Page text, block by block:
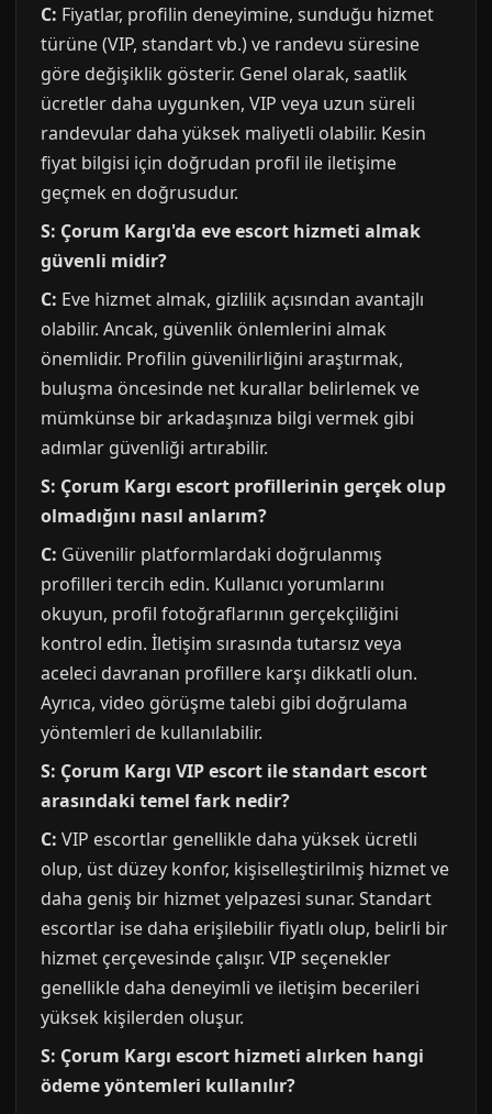
C: Fiyatlar, profilin deneyimine, sunduğu hizmet
türüne (VIP, standart vb.) ve randevu süresine
göre değişiklik gösterir. Genel olarak, saatlik
ücretler daha uygunken, VIP veya uzun süreli
randevular daha yüksek maliyetli olabilir. Kesin
fiyat bilgisi için doğrudan profil ile iletişime
geçmek en doğrusudur.
S: Çorum Kargı'da eve escort hizmeti almak
güvenli midir?
C: Eve hizmet almak, gizlilik açısından avantajlı
olabilir. Ancak, güvenlik önlemlerini almak
önemlidir. Profilin güvenilirliğini araştırmak,
buluşma öncesinde net kurallar belirlemek ve
mümkünse bir arkadaşınıza bilgi vermek gibi
adımlar güvenliği artırabilir.
S: Çorum Kargı escort profillerinin gerçek olup
olmadığını nasıl anlarım?
C: Güvenilir platformlardaki doğrulanmış
profilleri tercih edin. Kullanıcı yorumlarını
okuyun, profil fotoğraflarının gerçekçiliğini
kontrol edin. İletişim sırasında tutarsız veya
aceleci davranan profillere karşı dikkatli olun.
Ayrıca, video görüşme talebi gibi doğrulama
yöntemleri de kullanılabilir.
S: Çorum Kargı VIP escort ile standart escort
arasındaki temel fark nedir?
C: VIP escortlar genellikle daha yüksek ücretli
olup, üst düzey konfor, kişiselleştirilmiş hizmet ve
daha geniş bir hizmet yelpazesi sunar. Standart
escortlar ise daha erişilebilir fiyatlı olup, belirli bir
hizmet çerçevesinde çalışır. VIP seçenekler
genellikle daha deneyimli ve iletişim becerileri
yüksek kişilerden oluşur.
S: Çorum Kargı escort hizmeti alırken hangi
ödeme yöntemleri kullanılır?